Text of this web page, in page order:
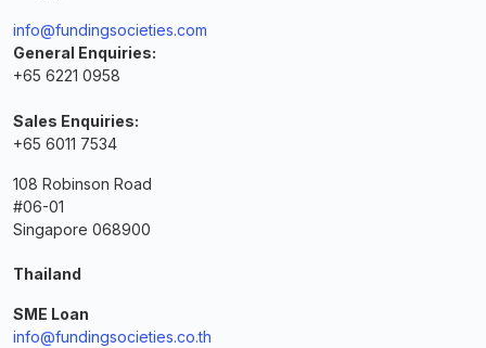
info@fundingsocieties.com
General Enquiries:
+65 6221 0958
Sales Enquiries:
+65 6011 7534
108 Robinson Road
#06-01
Singapore 068900
Thailand
SME Loan
info@fundingsocieties.co.th